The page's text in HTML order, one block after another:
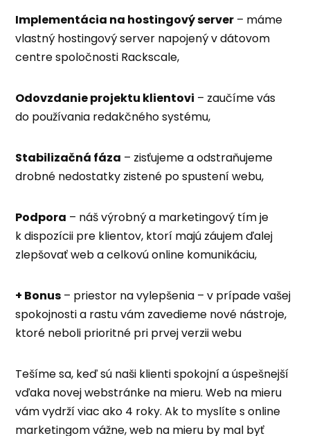
Implementácia na hostingový server – máme
vlastný hostingový server napojený v dátovom
centre spoločnosti Rackscale,
Odovzdanie projektu klientovi – zaučíme vás
do používania redakčného systému,
Stabilizačná fáza – zisťujeme a odstraňujeme
drobné nedostatky zistené po spustení webu,
Podpora – náš výrobný a marketingový tím je
k dispozícii pre klientov, ktorí majú záujem ďalej
zlepšovať web a celkovú online komunikáciu,
+ Bonus – priestor na vylepšenia – v prípade vašej
spokojnosti a rastu vám zavedieme nové nástroje,
ktoré neboli prioritné pri prvej verzii webu
Tešíme sa, keď sú naši klienti spokojní a úspešnejší
vďaka novej webstránke na mieru. Web na mieru
vám vydrží viac ako 4 roky. Ak to myslíte s online
marketingom vážne, web na mieru by mal byť